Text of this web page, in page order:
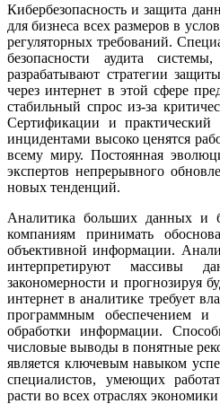
Кибербезопасность и защита
для бизнеса всех размеров в
регуляторных требований.
безопасности аудита
разрабатывают стратегии
через интернет в этой сфере
стабильный спрос из-за
Сертификации и
инцидентами высоко ценятся
всему миру. Постоянная
экспертов непрерывного
новых тенденций.
Аналитика больших данных и
компаниям принимать
объективной информации.
интерпретируют массивы
закономерности и прогнозируя
интернет в аналитике требует
программным обеспечением и
обработки информации.
числовые выводы в понятные
является ключевым навыком
специалистов, умеющих
расти во всех отраслях